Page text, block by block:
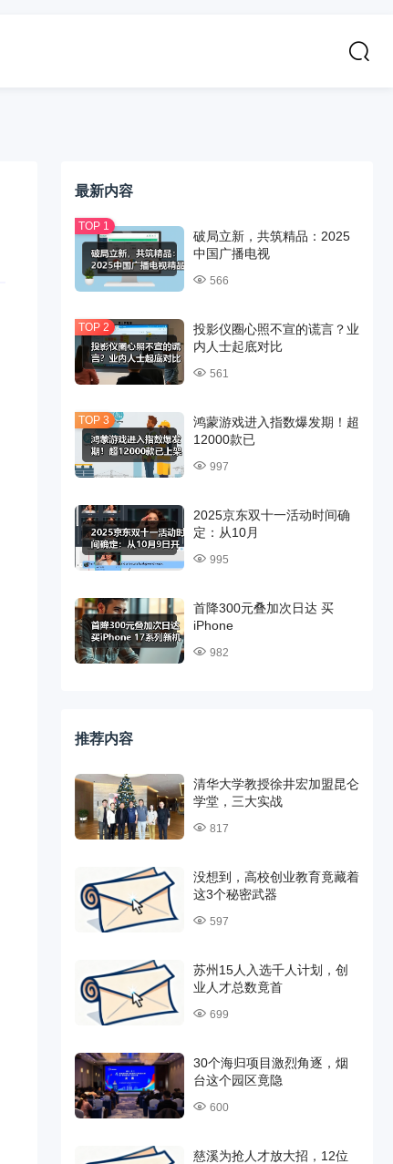
最新内容
破局立新，共筑精品：2025
中国广播电视
566
投影仪圈心照不宣的谎言？业
内人士起底对比
561
鸿蒙游戏进入指数爆发期！超
12000款已
997
2025京东双十一活动时间确
定：从10月
995
首降300元叠加次日达 买
iPhone
982
推荐内容
清华大学教授徐井宏加盟昆仑
学堂，三大实战
817
没想到，高校创业教育竟藏着
这3个秘密武器
597
苏州15人入选千人计划，创
业人才总数竟首
699
30个海归项目激烈角逐，烟
台这个园区竟隐
600
慈溪为抢人才放大招，12位